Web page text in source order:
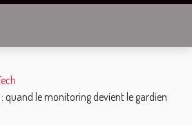
quand le monitoring devient le gardien